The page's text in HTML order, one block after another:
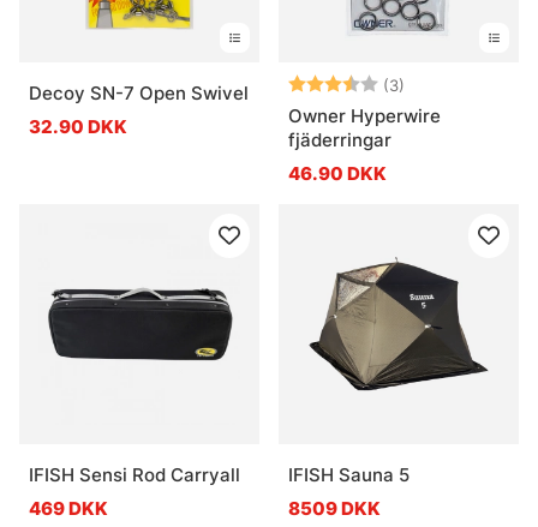
Decoy SN-7 Open Swivel
32.90 DKK
Vurdering: (3)
Owner Hyperwire
fjäderringar
46.90 DKK
IFISH Sensi Rod Carryall
469 DKK
IFISH Sauna 5
8509 DKK